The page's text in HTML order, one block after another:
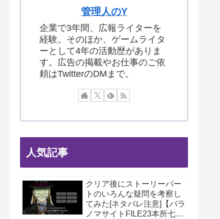
管理人のY
企業で3年間、広報ライターを
経験。そのほか、ゲームライタ
ーとして4年の活動歴がありま
す。広告の掲載やお仕事のご依
頼はTwitterのDMまで。
人気記事
クリア後にストーリーパー
トのいろんな疑問を考察し
てみた[ネタバレ注意]【パラ
ノマサイトFILE23本所七不